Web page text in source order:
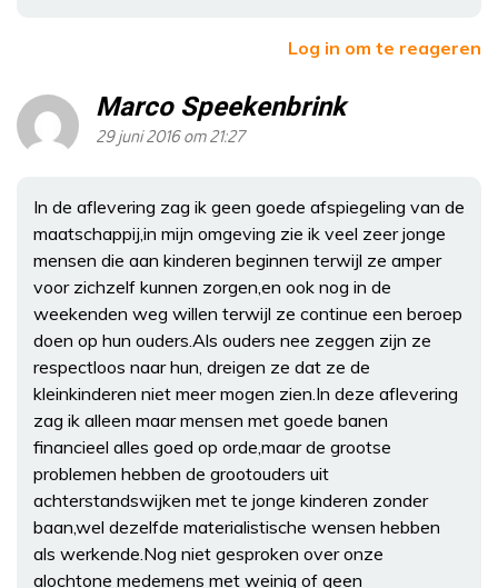
Log in om te reageren
Marco Speekenbrink
29 juni 2016 om 21:27
In de aflevering zag ik geen goede afspiegeling van de
maatschappij,in mijn omgeving zie ik veel zeer jonge
mensen die aan kinderen beginnen terwijl ze amper
voor zichzelf kunnen zorgen,en ook nog in de
weekenden weg willen terwijl ze continue een beroep
doen op hun ouders.Als ouders nee zeggen zijn ze
respectloos naar hun, dreigen ze dat ze de
kleinkinderen niet meer mogen zien.In deze aflevering
zag ik alleen maar mensen met goede banen
financieel alles goed op orde,maar de grootse
problemen hebben de grootouders uit
achterstandswijken met te jonge kinderen zonder
baan,wel dezelfde materialistische wensen hebben
als werkende.Nog niet gesproken over onze
alochtone medemens met weinig of geen